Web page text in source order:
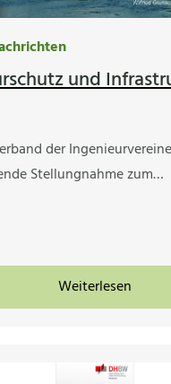
und
der
Stellungnahme zum…
Weiterlesen